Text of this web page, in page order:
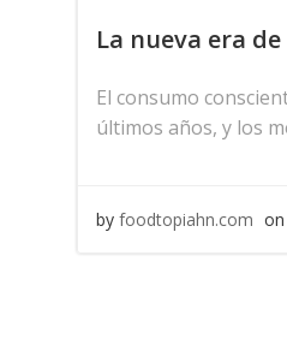
La nueva era
El consumo
últimos años, y los
by foodtopiahn.com on